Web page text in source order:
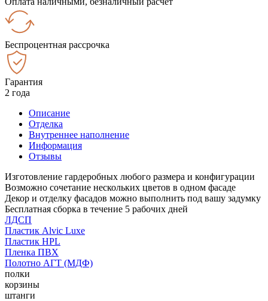
Беспроцентная рассрочка
Гарантия
2 года
Описание
Отделка
Внутреннее наполнение
Информация
Отзывы
Изготовление гардеробных любого размера и конфигурации
Возможно сочетание нескольких цветов в одном фасаде
Декор и отделку фасадов можно выполнить под вашу задумку
Бесплатная сборка в течение 5 рабочих дней
ЛДСП
Пластик Alvic Luxe
Пластик HPL
Пленка ПВХ
Полотно АГТ (МДФ)
полки
корзины
штанги